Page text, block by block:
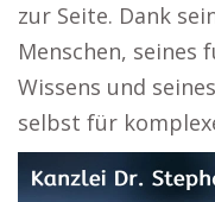
zur Seite. Dank
Menschen,
Wissens und
selbst für